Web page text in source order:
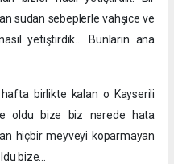
sudan sebeplerle vahşice ve
yetiştirdik… Bunların ana
hafta birlikte kalan o Kayserili
oldu bize biz nerede hata
hiçbir meyveyi koparmayan
bize…